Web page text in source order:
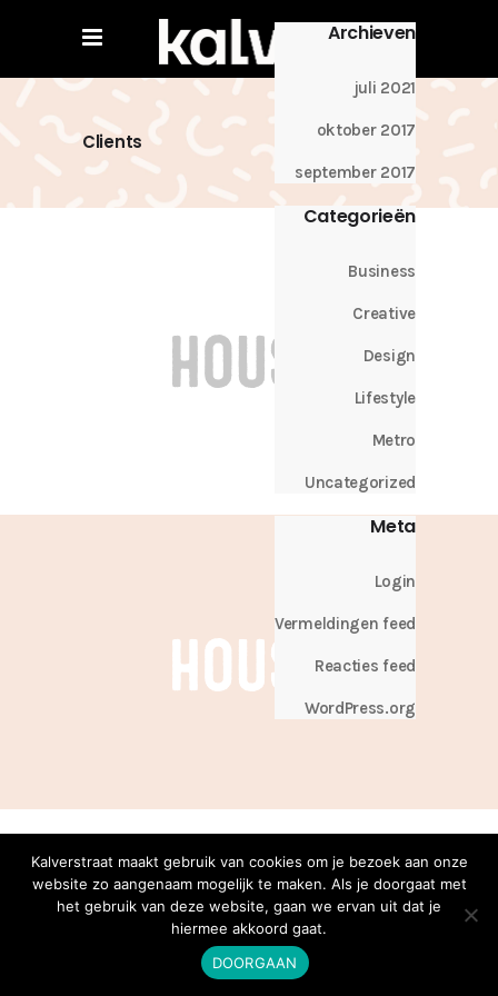
Archieven
juli 2021
oktober 2017
september 2017
Categorieën
Business
Creative
Design
Lifestyle
Metro
Uncategorized
Meta
Login
Vermeldingen feed
Reacties feed
WordPress.org
Clients
Kalverstraat maakt gebruik van cookies om je bezoek aan onze
website zo aangenaam mogelijk te maken. Als je doorgaat met
het gebruik van deze website, gaan we ervan uit dat je
hiermee akkoord gaat.
DOORGAAN